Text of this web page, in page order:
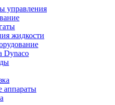
управления
жидкости
Dynaco
аппараты